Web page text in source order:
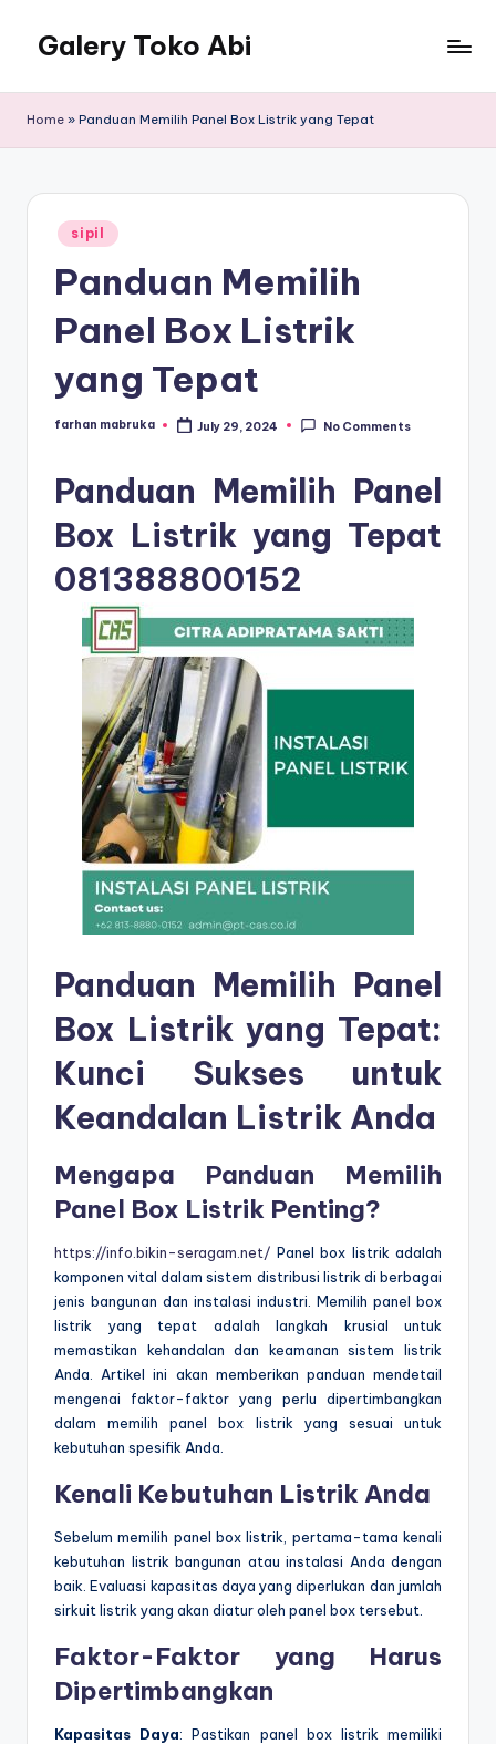
Galery Toko Abi
Home » Panduan Memilih Panel Box Listrik yang Tepat
Posted
in
sipil
Panduan Memilih
Panel Box Listrik
yang Tepat
Posted
farhan mabruka July 29, 2024 No Comments
Panduan Memilih Panel
Box Listrik yang Tepat
081388800152
Panduan Memilih Panel
Box Listrik yang Tepat:
Kunci Sukses untuk
Keandalan Listrik Anda
Mengapa Panduan Memilih
Panel Box Listrik Penting?
https://info.bikin-seragam.net/ Panel box listrik adalah
komponen vital dalam sistem distribusi listrik di berbagai
jenis bangunan dan instalasi industri. Memilih panel box
listrik yang tepat adalah langkah krusial untuk
memastikan kehandalan dan keamanan sistem listrik
Anda. Artikel ini akan memberikan panduan mendetail
mengenai faktor-faktor yang perlu dipertimbangkan
dalam memilih panel box listrik yang sesuai untuk
kebutuhan spesifik Anda.
Kenali Kebutuhan Listrik Anda
Sebelum memilih panel box listrik, pertama-tama kenali
kebutuhan listrik bangunan atau instalasi Anda dengan
baik. Evaluasi kapasitas daya yang diperlukan dan jumlah
sirkuit listrik yang akan diatur oleh panel box tersebut.
Faktor-Faktor yang Harus
Dipertimbangkan
Kapasitas Daya: Pastikan panel box listrik memiliki